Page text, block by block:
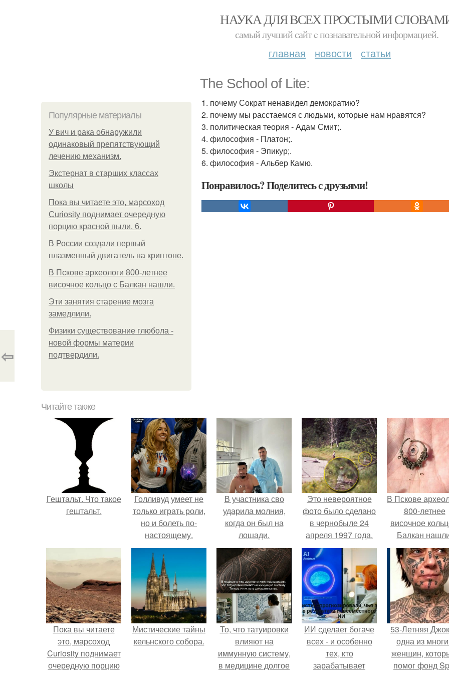
НАУКА ДЛЯ ВСЕХ ПРОСТЫМИ
самый лучший сайт c познавательной информацией.
главная новости статьи
The School of Lite:
Популярные материалы
У вич и рака обнаружили
одинаковый препятствующий
лечению механизм.
Экстернат в старших классах
школы
Пока вы читаете это, марсоход
Curiosity поднимает очередную
порцию красной пыли. 6.
В России создали первый
плазменный двигатель на криптоне.
В Пскове археологи 800-летнее
височное кольцо с Балкан нашли.
Эти занятия старение мозга
замедлили.
Физики существование глюбола -
новой формы материи
подтвердили.
1. почему Сократ ненавидел демократию?
2. почему мы расстаемся с людьми, которые нам нравятся?
3. политическая теория - Адам Смит;.
4. философия - Платон;.
5. философия - Эпикур;.
6. философия - Альбер Камю.
Понравилось? Поделитесь с друзьями!
⇦
Читайте также
Гештальт. Что такое
гештальт.
Голливуд умеет не
только играть роли,
но и болеть по-
настоящему.
В участника сво
ударила молния,
когда он был на
лошади.
Это невероятное
фото было сделано
в чернобыле 24
апреля 1997 года.
В Пскове
800-летнее
височное
Балкан
Пока вы читаете
это, марсоход
Curiosity поднимает
очередную порцию
Мистические тайны
кельнского собора.
То, что татуировки
влияют на
иммунную систему,
в медицине долгое
ИИ сделает богаче
всех - и особенно
тех, кто
зарабатывает
53-Летняя
одна из
женщин,
помог фонд